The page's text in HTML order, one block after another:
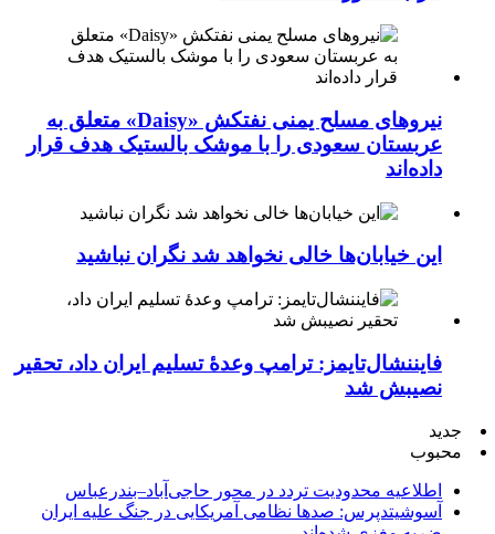
نیروهای مسلح یمنی نفتکش «Daisy» متعلق به
عربستان سعودی را با موشک بالستیک هدف قرار
داده‌اند
این خیابان‌ها خالی نخواهد شد نگران نباشید
فایننشال‌تایمز: ترامپ وعدۀ تسلیم ایران داد، تحقیر
نصیبش شد
جدید
محبوب
اطلاعیه محدودیت تردد در محور حاجی‌آباد–بندرعباس
آسوشیتدپرس: صدها نظامی آمریکایی در جنگ علیه ایران